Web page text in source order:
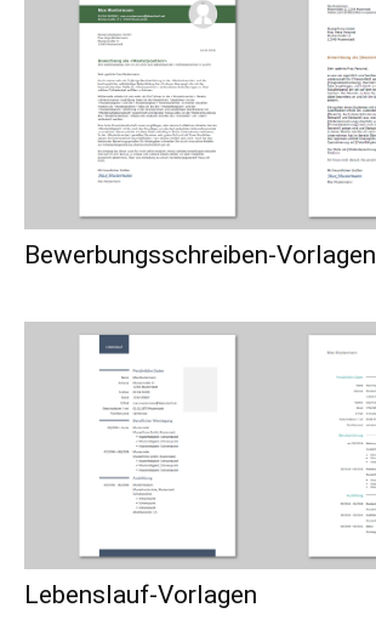
Bewerbungsschreiben-Vorlagen
Lebenslauf-Vorlagen